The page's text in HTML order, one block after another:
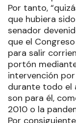
Por tanto,
que hubiera
senador
que el
para salir
portón
intervención
durante todo el
son para él,
2010 o la